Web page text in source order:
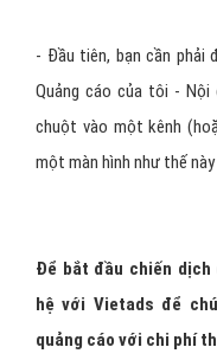
- Đầu tiên, bạn cần phải
Quảng cáo của tôi -
chuột vào một kênh
một màn hình như thế này
Để bắt đầu chiến dịch
hệ với Vietads để
quảng cáo với chi phí